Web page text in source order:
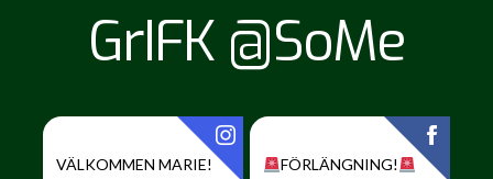
GrIFK @SoMe
VÄLKOMMEN MARIE! FÖRLÄNGNING!